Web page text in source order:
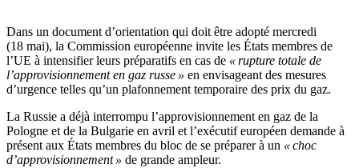
Dans un document d’orientation qui doit être adopté mercredi
(18 mai), la Commission européenne invite les États membres de
l’UE à intensifier leurs préparatifs en cas de « rupture totale de
l’approvisionnement en gaz russe » en envisageant des mesures
d’urgence telles qu’un plafonnement temporaire des prix du gaz.
La Russie a déjà interrompu l’approvisionnement en gaz de la
Pologne et de la Bulgarie en avril et l’exécutif européen demande à
présent aux États membres du bloc de se préparer à un « choc
d’approvisionnement » de grande ampleur.